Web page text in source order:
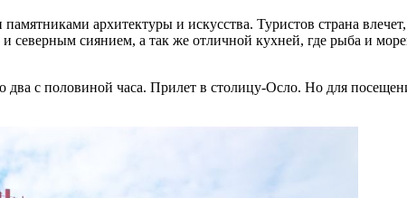
архитектуры и искусства. Туристов страна
северным сиянием, а так же отличной кухней, где рыба и
с половиной часа. Прилет в столицу-Осло. Но для